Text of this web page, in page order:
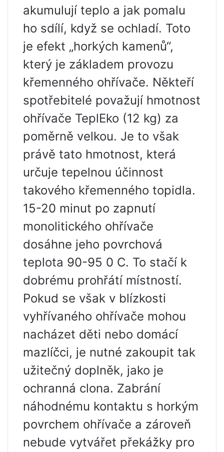
akumulují teplo a jak pomalu
ho sdílí, když se ochladí. Toto
je efekt „horkých kamenů“,
který je základem provozu
křemenného ohřívače. Někteří
spotřebitelé považují hmotnost
ohřívače TeplEko (12 kg) za
poměrně velkou. Je to však
právě tato hmotnost, která
určuje tepelnou účinnost
takového křemenného topidla.
15-20 minut po zapnutí
monolitického ohřívače
dosáhne jeho povrchová
teplota 90-95 0 C. To stačí k
dobrému prohřátí místností.
Pokud se však v blízkosti
vyhřívaného ohřívače mohou
nacházet děti nebo domácí
mazlíčci, je nutné zakoupit tak
užitečný doplněk, jako je
ochranná clona. Zabrání
náhodnému kontaktu s horkým
povrchem ohřívače a zároveň
nebude vytvářet překážky pro